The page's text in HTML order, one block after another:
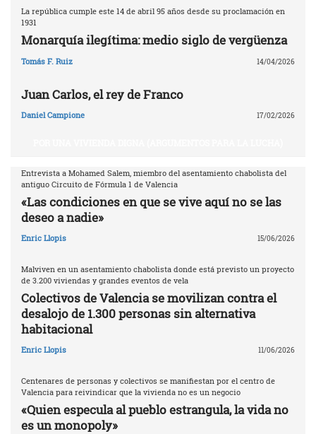
La república cumple este 14 de abril 95 años desde su proclamación en
1931
Monarquía ilegítima: medio siglo de vergüenza
Tomás F. Ruiz 14/04/2026
Juan Carlos, el rey de Franco
Daniel Campione 17/02/2026
Entrevista a Mohamed Salem, miembro del asentamiento chabolista del
antiguo Circuito de Fórmula 1 de Valencia
«Las condiciones en que se vive aquí no se las
deseo a nadie»
Enric Llopis 15/06/2026
Malviven en un asentamiento chabolista donde está previsto un proyecto
de 3.200 viviendas y grandes eventos de vela
Colectivos de Valencia se movilizan contra el
desalojo de 1.300 personas sin alternativa
habitacional
Enric Llopis 11/06/2026
Centenares de personas y colectivos se manifiestan por el centro de
Valencia para reivindicar que la vivienda no es un negocio
«Quien especula al pueblo estrangula, la vida no
es un monopoly»